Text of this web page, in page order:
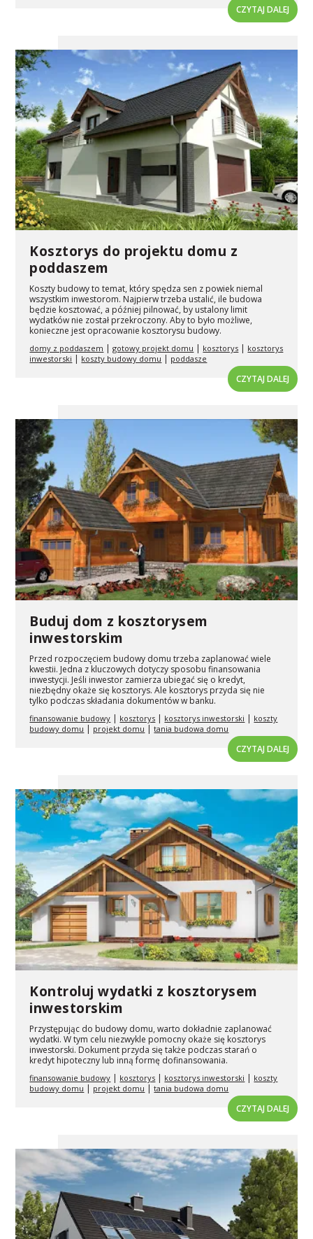
CZYTAJ DALEJ
Kosztorys do projektu domu z
poddaszem
Koszty budowy to temat, który spędza sen z powiek niemal
wszystkim inwestorom. Najpierw trzeba ustalić, ile budowa
będzie kosztować, a później pilnować, by ustalony limit
wydatków nie został przekroczony. Aby to było możliwe,
konieczne jest opracowanie kosztorysu budowy.
domy z poddaszem |gotowy projekt domu | kosztorys | kosztorys
inwestorski | koszty budowy domu | poddasze
CZYTAJ DALEJ
Buduj dom z kosztorysem
inwestorskim
Przed rozpoczęciem budowy domu trzeba zaplanować wiele
kwestii. Jedna z kluczowych dotyczy sposobu finansowania
inwestycji. Jeśli inwestor zamierza ubiegać się o kredyt,
niezbędny okaże się kosztorys. Ale kosztorys przyda się nie
tylko podczas składania dokumentów w banku.
finansowanie budowy | kosztorys | kosztorys inwestorski | koszty
budowy domu | projekt domu |tania budowa domu
CZYTAJ DALEJ
Kontroluj wydatki z kosztorysem
inwestorskim
Przystępując do budowy domu, warto dokładnie zaplanować
wydatki. W tym celu niezwykle pomocny okaże się kosztorys
inwestorski. Dokument przyda się także podczas starań o
kredyt hipoteczny lub inną formę dofinansowania.
finansowanie budowy | kosztorys | kosztorys inwestorski | koszty
budowy domu | projekt domu |tania budowa domu
CZYTAJ DALEJ